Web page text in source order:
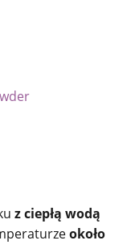
z ciepłą wodą
około